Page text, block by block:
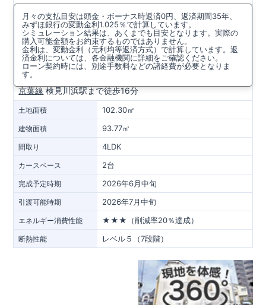
月々の支払目安は頭金・ボーナス時返済0円、返済期間35年、
みずほ銀行の変動金利1.025％で計算しています。
シミュレーション結果は、あくまでも目安となります。実際の
購入可能金額をお約束するものではありません。
金利は、変動金利（元利均等返済方式）で計算しています。返
済金利については、各金融機関に詳細をご確認ください。
ローン契約時には、別途手数料などの諸経費が必要となりま
す。
所在地
千葉県千葉市美浜区磯辺３丁目64番404(地番)
周辺マップを見る
アクセス
京葉線 検見川浜駅まで徒歩16分
土地面積 102.30㎡
建物面積 93.77㎡
間取り 4LDK
カースペース 2台
完成予定時期 2026年6月中旬
引渡可能時期 2026年7月中旬
エネルギー消費性能 ★★★（削減率20％達成）
断熱性能 レベル５（7段階）